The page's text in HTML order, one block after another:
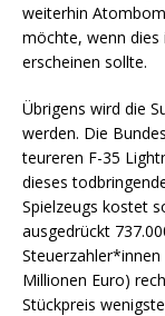
weiterhin
möchte, wenn
erscheinen sollte.
Übrigens wird die
werden. Die
teureren F-35
dieses
Spielzeugs kostet
ausgedrückt
Millionen Euro)
Stückpreis